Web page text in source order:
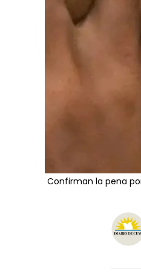
Confirman la pena